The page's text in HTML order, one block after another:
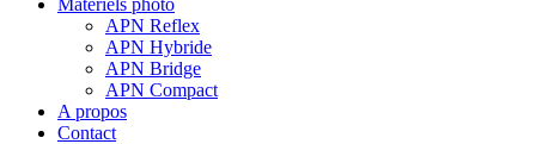
Matériels photo
APN Reflex
APN Hybride
APN Bridge
APN Compact
A propos
Contact